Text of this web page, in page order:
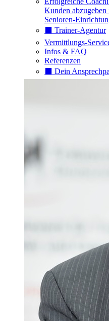
Kunden
Senioren-
⬛️ Trainer-Agentur
Vermittlungs-
Infos & FAQ
Referenzen
⬛️ Dein